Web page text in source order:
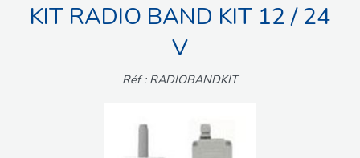
MOTORISATIONS
ACCESSOIRES ET ELECTRONIQUES
INTERPHONES VISIOPHONES
KIT RADIO BAND KIT 12 / 24
V
Réf : RADIOBANDKIT